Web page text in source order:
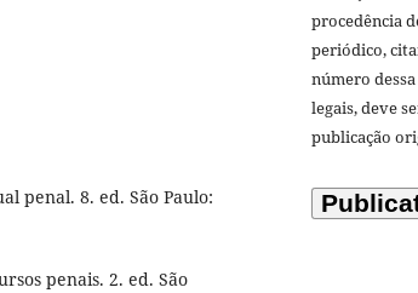
penal. 8. ed. São Paulo:
penais. 2. ed. São
procedência
periódico,
número
legais, deve
publicação